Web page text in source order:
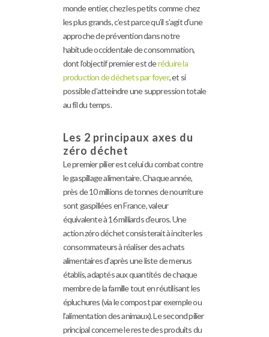
monde entier, chez les petits comme chez
les plus grands, c’est parce qu’il s’agit d’une
approche de prévention dans notre
habitude occidentale de consommation,
dont l’objectif premier est deréduire la
production de déchets par foyer, et si
possible d’atteindre une suppression totale
au fil du temps.
Les 2 principaux axes du
zéro déchet
Le premier pilier est celui du combat contre
le gaspillage alimentaire. Chaque année,
près de 10 millions de tonnes de nourriture
sont gaspillées en France, valeur
équivalente à 16 milliards d’euros. Une
action zéro déchet consisterait à inciter les
consommateurs à réaliser des achats
alimentaires d’après une liste de menus
établis, adaptés aux quantités de chaque
membre de la famille tout en réutilisant les
épluchures (via le compost par exemple ou
l’alimentation des animaux). Le second pilier
principal concerne le reste des produits du